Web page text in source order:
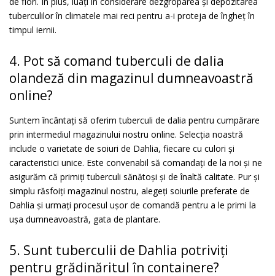
tuberculilor în climatele mai reci pentru a-i proteja de îngheț în
timpul iernii.
4. Pot să comand tuberculi de dalia
olandeză din magazinul dumneavoastră
online?
Suntem încântați să oferim tuberculi de dalia pentru cumpărare
prin intermediul magazinului nostru online. Selecția noastră
include o varietate de soiuri de Dahlia, fiecare cu culori și
caracteristici unice. Este convenabil să comandați de la noi și ne
asigurăm că primiți tuberculi sănătoși și de înaltă calitate. Pur și
simplu răsfoiți magazinul nostru, alegeți soiurile preferate de
Dahlia și urmați procesul ușor de comandă pentru a le primi la
ușa dumneavoastră, gata de plantare.
5. Sunt tuberculii de Dahlia potriviți
pentru grădinăritul în containere?